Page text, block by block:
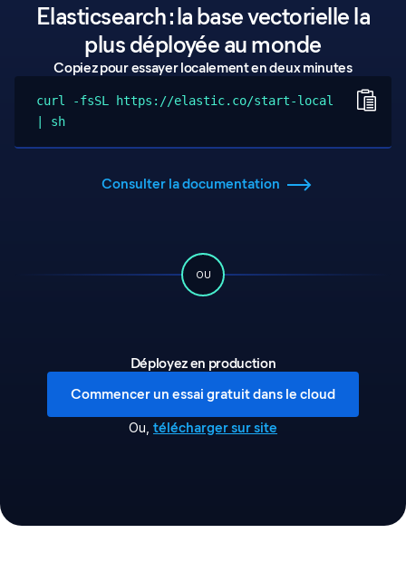
Elasticsearch : la base vectorielle la
plus déployée au monde
Copiez pour essayer localement en deux minutes
curl -fsSL https://elastic.co/start-local
| sh
Consulter la documentation
OU
Déployez en production
Commencer un essai gratuit dans le cloud
Ou télécharger sur site